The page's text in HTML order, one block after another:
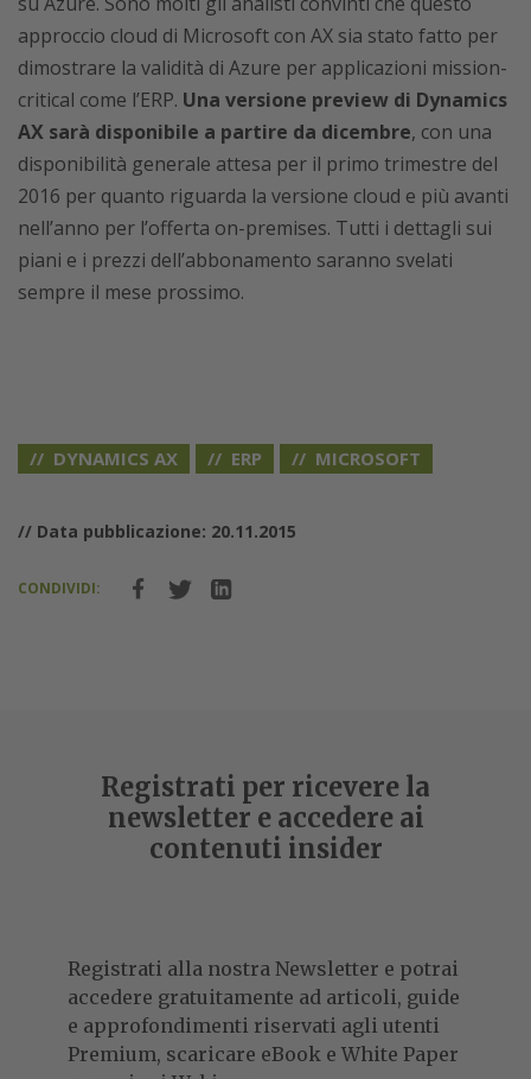
approccio cloud di Microsoft con AX sia stato fatto per
dimostrare la validità di Azure per applicazioni mission-
critical come l’ERP. Una versione preview di Dynamics
AX sarà disponibile a partire da dicembre, con una
disponibilità generale attesa per il primo trimestre del
2016 per quanto riguarda la versione cloud e più avanti
nell’anno per l’offerta on-premises. Tutti i dettagli sui
piani e i prezzi dell’abbonamento saranno svelati
sempre il mese prossimo.
DYNAMICS AX ERP MICROSOFT
// Data pubblicazione: 20.11.2015
CONDIVIDI:
Registrati per ricevere la
newsletter e accedere ai
contenuti insider
Registrati alla nostra Newsletter e potrai
accedere gratuitamente ad articoli, guide
e approfondimenti riservati agli utenti
Premium, scaricare eBook e White Paper